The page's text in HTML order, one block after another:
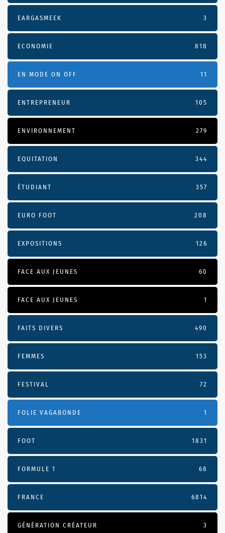
EARGASMEEK 3
ECONOMIE 818
EN MODE ON OFF 11
ENTREPRENEUR 105
ENVIRONNEMENT 279
EQUITATION 344
ÉTUDIANT 357
EURO FOOT 208
EXPOSITIONS 126
FACE AUX JEUNES 60
FACE AUX JEUNES 1
FAITS DIVERS 490
FEMMES 153
FESTIVAL 72
FOLIE VAGABONDE 1
FOOT 1831
FORMULE 1 68
FRANCE 6814
GÉNÉRATION CRÉATEUR 3